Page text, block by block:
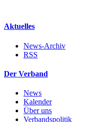
Aktuelles
News-Archiv
RSS
Der Verband
News
Kalender
Über uns
Verbandspolitik